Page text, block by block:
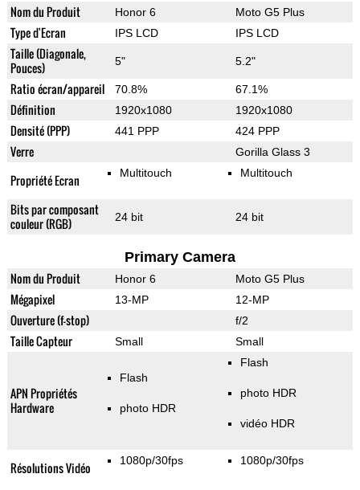
Nom du Produit Honor 6 Moto G5 Plus
Type d'Ecran IPS LCD IPS LCD
Taille (Diagonale,
Pouces)
5" 5.2"
Ratio écran/appareil 70.8% 67.1%
Définition 1920x1080 1920x1080
Densité (PPP) 441 PPP 424 PPP
Verre Gorilla Glass 3
Propriété Ecran Multitouch Multitouch
Bits par composant
couleur (RGB)
24 bit 24 bit
Primary Camera
Nom du Produit Honor 6 Moto G5 Plus
Mégapixel 13-MP 12-MP
Ouverture (f-stop) f/2
Taille Capteur Small Small
APN Propriétés
Hardware
Flash
photo HDR
Flash
photo HDR
vidéo HDR
Résolutions Vidéo 1080p/30fps 1080p/30fps